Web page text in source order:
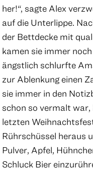
her!“, sagte Alex
auf die Unterlippe.
der Bettdecke mit
kamen sie immer
ängstlich schlurfte
zur Ablenkung einen
sie immer in den
schon so vermalt
letzten
Rührschüssel heraus
Pulver, Apfel,
Schluck Bier